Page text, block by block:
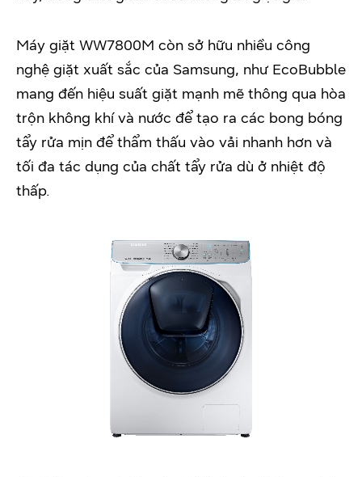
Máy giặt WW7800M còn sở hữu nhiều công
nghệ giặt xuất sắc của Samsung, như EcoBubble
mang đến hiệu suất giặt mạnh mẽ thông qua hòa
trộn không khí và nước để tạo ra các bong bóng
tẩy rửa mịn để thẩm thấu vào vải nhanh hơn và
tối đa tác dụng của chất tẩy rửa dù ở nhiệt độ
thấp.